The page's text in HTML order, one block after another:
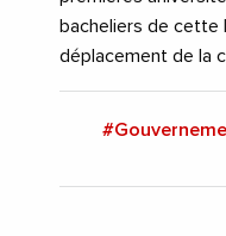
bacheliers de cette
déplacement de la